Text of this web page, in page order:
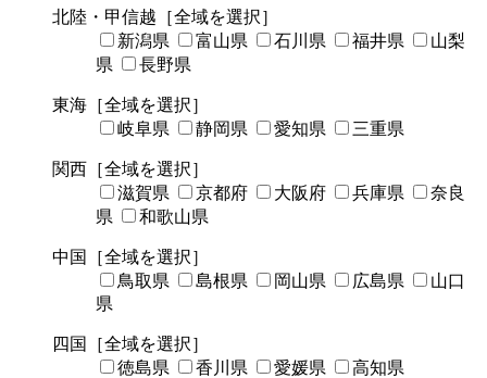
北陸・甲信越 ［全域を選択］
新潟県
富山県 石川県 福井県
山梨
県
長野県
東海 ［全域を選択］
岐阜県
静岡県 愛知県 三重県
関西 ［全域を選択］
滋賀県
京都府 大阪府 兵庫県
奈良
県
和歌山県
中国
［全域を選択］
鳥取県
島根県 岡山県 広島県
山口
県
四国
［全域を選択］
徳島県
香川県 愛媛県 高知県